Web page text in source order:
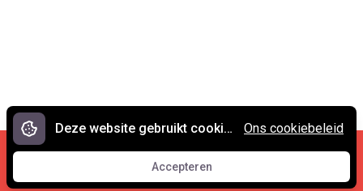
Cookies en privacy •
Contact
© 2007 - 2026 Spreekwoorden.nl
Deze website gebruikt cookies.
Accepteren
Accepteren
Ons cookiebeleid